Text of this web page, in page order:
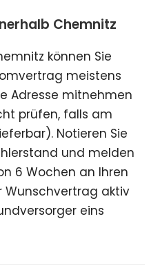
Chemnitz
können Sie
meistens
Adresse mitnehmen
prüfen, falls am
Notieren Sie
und melden
6 Wochen an Ihren
Wunschvertrag aktiv
eins